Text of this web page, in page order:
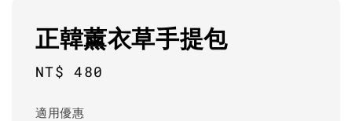
正韓薰衣草手提包
Regular
NT$ 480
適用優惠